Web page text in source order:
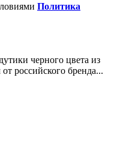
Политика
черного цвета из
российского бренда...